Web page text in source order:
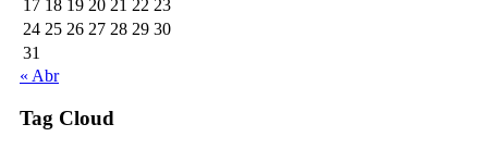
17 18 19 20 21 22 23
24 25 26 27 28 29 30
31
« Abr
Tag Cloud